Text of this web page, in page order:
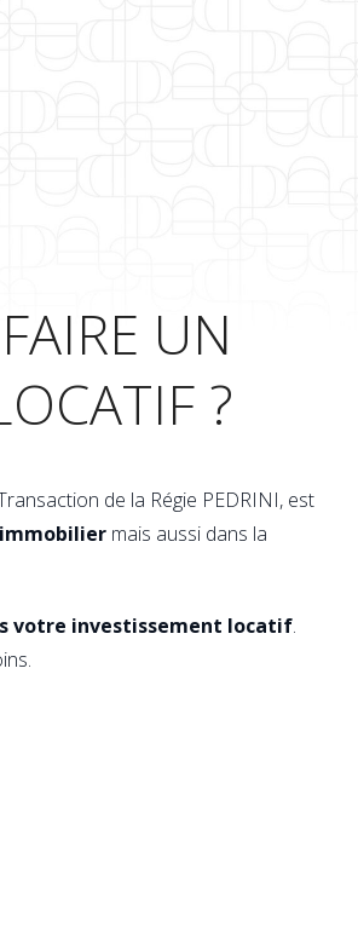
UN
?
de la Régie PEDRINI, est
mais aussi dans la
votre investissement locatif.